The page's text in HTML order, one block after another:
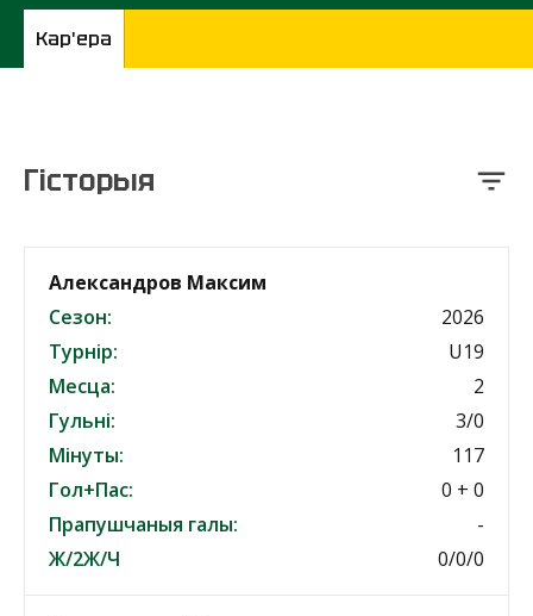
Кар'ера
Гісторыя
Александров Максим
Сезон:
2026
Турнір:
U19
Месца:
2
Гульні:
3/0
Мінуты:
117
Гол+Пас:
0 + 0
Прапушчаныя галы:
-
Ж/2Ж/Ч
0/0/0